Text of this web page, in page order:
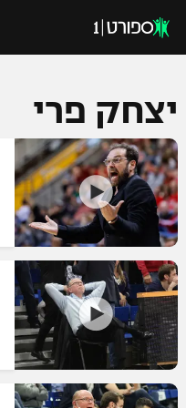
כדורגל ישראלי
ליגת העל
גביע הטוטו
ליגיונרים
גביע המדינה
כדורגל עולמי
ליגת האלופות
ליגה אירופית
ליגה אנגלית
כדורסל ישראלי
ליגת ווינר סל
ליגה לאומית
כדורסל עולמי
NBA
יצחק פרי